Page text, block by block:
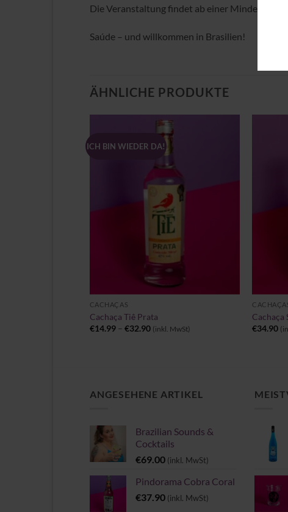
Die Veranstaltung findet ab einer
Saúde – und willkommen in Brasilien!
ÄHNLICHE PRODUKTE
ICH BIN WIEDER DA!
CACHAÇAS
Cachaça Tiê Prata
€14.99 – €32.90Preisspanne:
(inkl. MwSt)
Cachaça
€34.90
ANGESEHENE ARTIKEL
Brazilian Sounds &
Cocktails
€69.00 (inkl. MwSt)
Pindorama Cobra Coral
€37.90 (inkl. MwSt)